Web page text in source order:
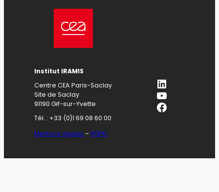
Institut IRAMIS
Centre CEA Paris-Saclay
Site de Saclay
91190 Gif-sur-Yvette
Tél. : +33 (0)1 69 08 60 00
Mentions légales – RGPD
LinkedIn
YouTube
Facebook